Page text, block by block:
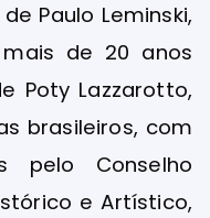
Paulo Leminski,
de 20 anos
Poty Lazzarotto,
brasileiros, com
pelo Conselho
e Artístico,